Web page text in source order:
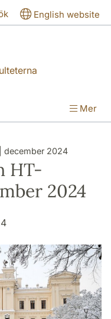
English website
Mer
december 2024
HT-
2024